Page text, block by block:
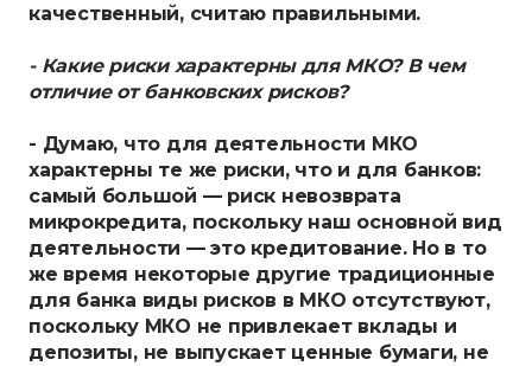
качественный, считаю правильными.
- Какие риски характерны для МКО? В чем
отличие от банковских рисков?
- Думаю, что для деятельности МКО
характерны те же риски, что и для банков:
самый большой — риск невозврата
микрокредита, поскольку наш основной вид
деятельности — это кредитование. Но в то
же время некоторые другие традиционные
для банка виды рисков в МКО отсутствуют,
поскольку МКО не привлекает вклады и
депозиты, не выпускает ценные бумаги, не